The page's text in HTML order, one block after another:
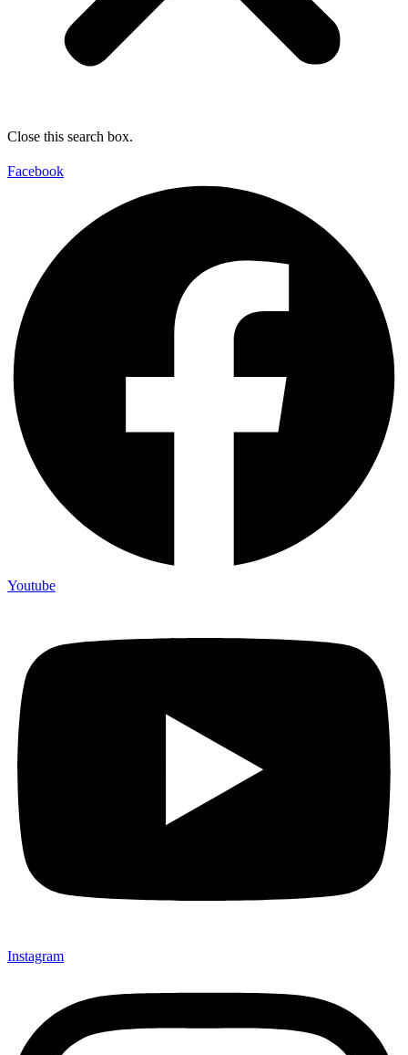
Close this search box.
Facebook
Youtube
Instagram